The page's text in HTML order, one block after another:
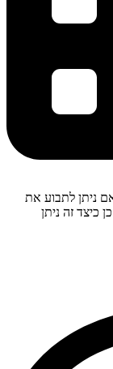
ועד, האם ניתן לתבוע את
כיצד זה ניתן